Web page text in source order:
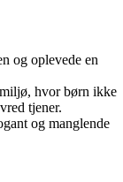
og oplevede en
hvor børn ikke
tjener.
og manglende